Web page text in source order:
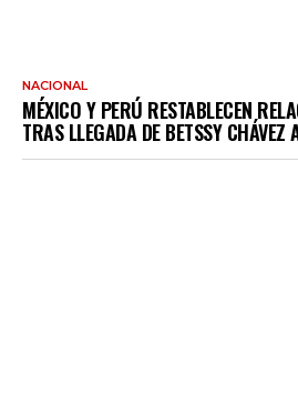
NACIONAL
MÉXICO Y PERÚ RESTABLECEN
TRAS LLEGADA DE BETSSY CHÁVEZ